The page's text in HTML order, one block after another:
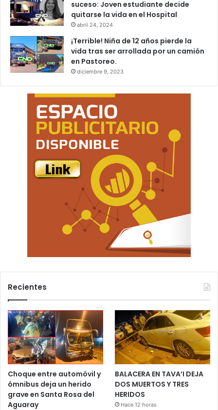
suceso: Joven estudiante decide
quitarse la vida en el Hospital
abril 24, 2024
¡Terrible! Niña de 12 años pierde la
vida tras ser arrollada por un camión
en Pastoreo.
diciembre 9, 2023
Recientes
Choque entre automóvil y
ómnibus deja un herido
grave en Santa Rosa del
Aguaray
BALACERA EN TAVA’I DEJA
DOS MUERTOS Y TRES
HERIDOS
Hace 12 horas